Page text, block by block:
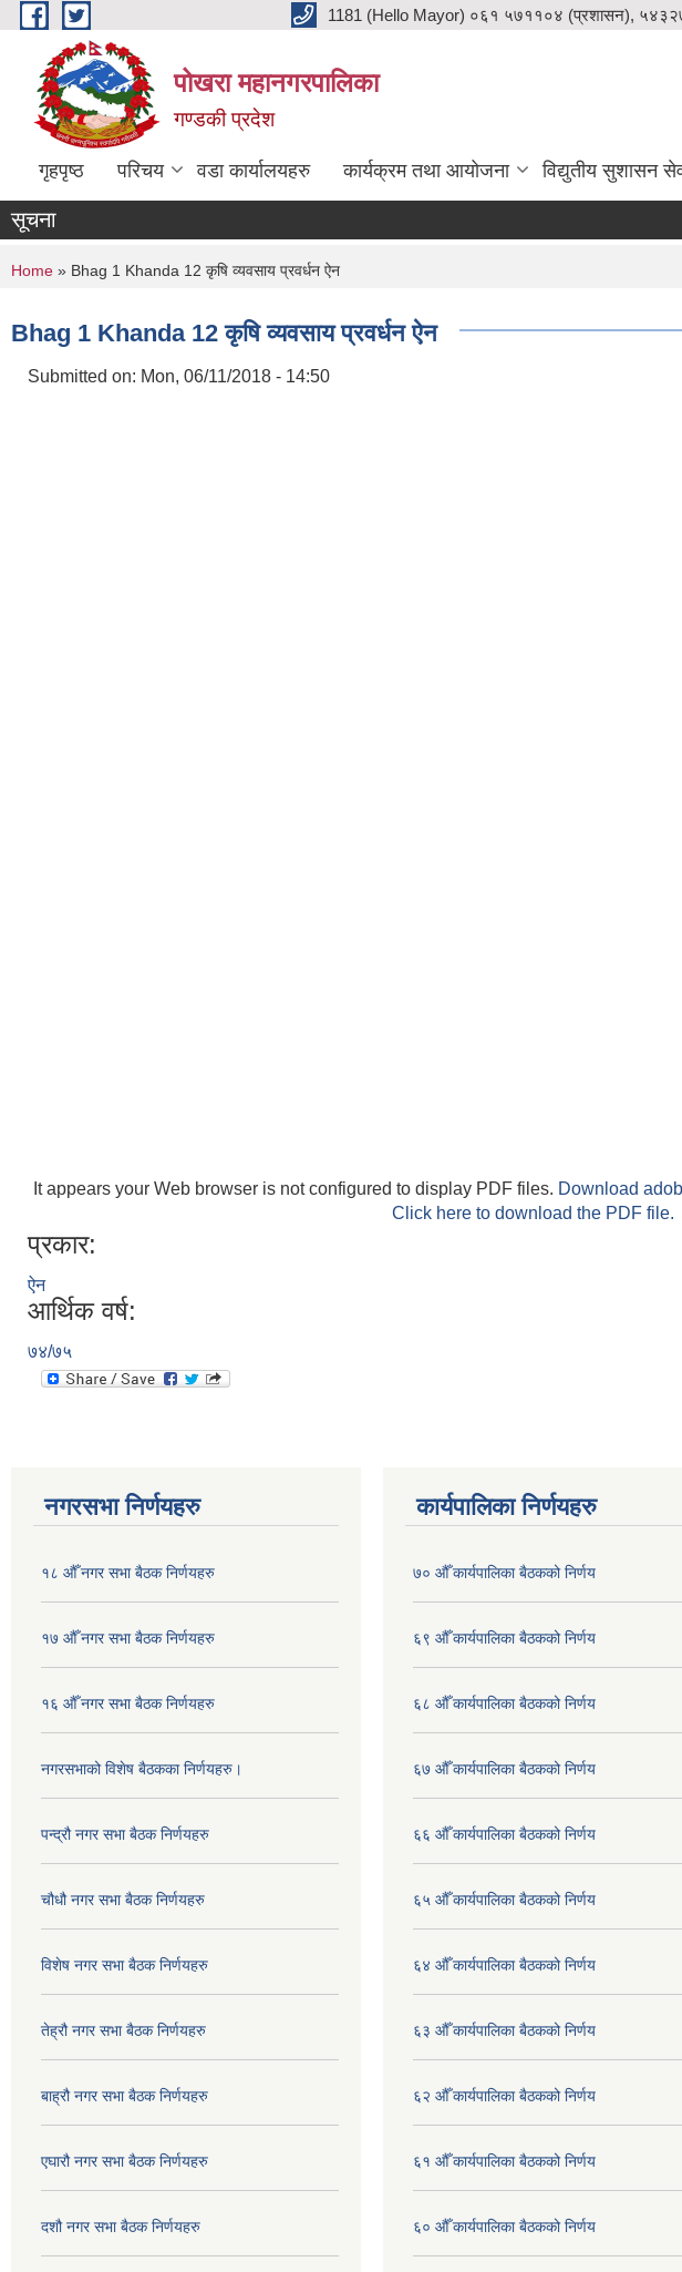
Skip to main content 1181 (Hello Mayor) ०६१ ५७११०४ (प्रशासन),
पोखरा महानगरपालिका
गण्डकी प्रदेश
गृहपृष्ठ परिचय वडा कार्यालयहरु कार्यक्रम तथा आयोजना विद्युतीय सुशासन
सूचना
You are here
Home » Bhag 1 Khanda 12 कृषि व्यवसाय प्रवर्धन ऐन
Bhag 1 Khanda 12 कृषि व्यवसाय प्रवर्धन ऐन
Submitted on: Mon, 06/11/2018 - 14:50
It appears your Web browser is not configured to display PDF files. Download
Click here to download the PDF file.
प्रकार:
ऐन
आर्थिक वर्ष:
७४/७५
नगरसभा निर्णयहरु
१८ औँ नगर सभा बैठक निर्णयहरु
१७ औँ नगर सभा बैठक निर्णयहरु
१६ औँ नगर सभा बैठक निर्णयहरु
नगरसभाको विशेष बैठकका निर्णयहरु।
पन्द्रौ नगर सभा बैठक निर्णयहरु
चौधौ नगर सभा बैठक निर्णयहरु
विशेष नगर सभा बैठक निर्णयहरु
तेह्रौ नगर सभा बैठक निर्णयहरु
बाह्रौ नगर सभा बैठक निर्णयहरु
एघारौ नगर सभा बैठक निर्णयहरु
दशौ नगर सभा बैठक निर्णयहरु
कार्यपालिका निर्णयहरु
७० औँ कार्यपालिका बैठकको निर्णय
६९ औँ कार्यपालिका बैठकको निर्णय
६८ औँ कार्यपालिका बैठकको निर्णय
६७ औँ कार्यपालिका बैठकको निर्णय
६६ औँ कार्यपालिका बैठकको निर्णय
६५ औँ कार्यपालिका बैठकको निर्णय
६४ औँ कार्यपालिका बैठकको निर्णय
६३ औँ कार्यपालिका बैठकको निर्णय
६२ औँ कार्यपालिका बैठकको निर्णय
६१ औँ कार्यपालिका बैठकको निर्णय
६० औँ कार्यपालिका बैठकको निर्णय